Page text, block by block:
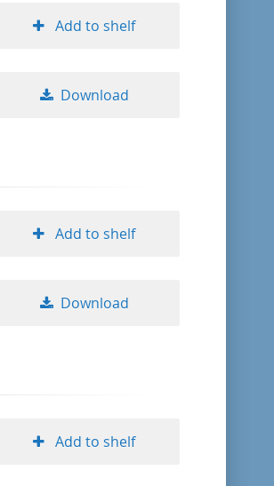
Add to shelf
Download
Add to shelf
Download
Add to shelf